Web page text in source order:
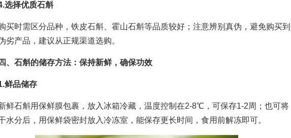
选择优质石斛
时需区分品种，铁皮石斛、霍山石斛等品质较好；注意辨别真伪，避免购买到
劣产品，建议从正规渠道选购。
四、石斛的储存方法：保持新鲜，确保功效
鲜品储存
石斛用保鲜膜包裹，放入冰箱冷藏，温度控制在2-8℃，可保存1-2周；也可将
水分后，用保鲜袋密封放入冷冻室，能保存更长时间，食用前解冻即可。